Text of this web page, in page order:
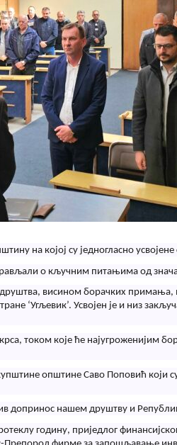
на којој су једногласно усвојене
о кључним питањима од
друштва, висином борачких
‘Угљевик’. Усвојен је и низ
током које ће најугроженијим
општине Саво Поповић који
допринос нашем друштву и
годину, приједлог